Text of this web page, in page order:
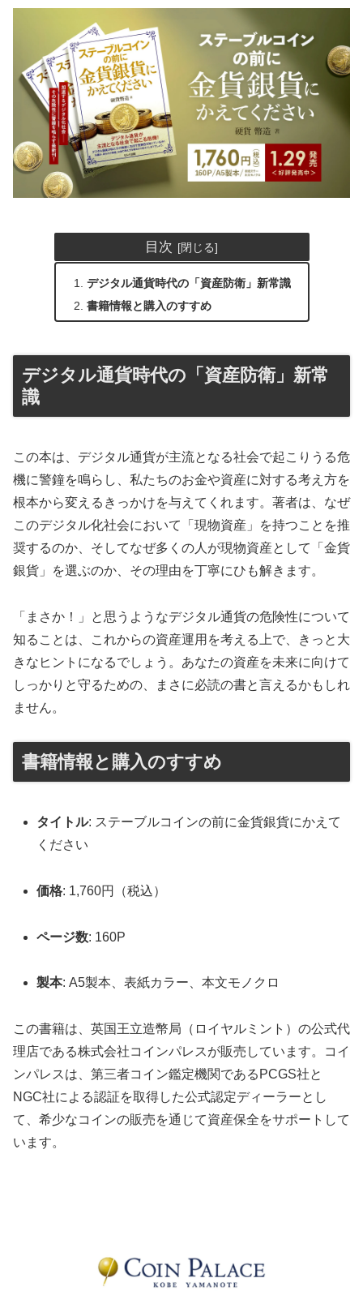
目次
デジタル通貨時代の「資産防衛」新常識
書籍情報と購入のすすめ
デジタル通貨時代の「資産防衛」新常
識
この本は、デジタル通貨が主流となる社会で起こりうる危
機に警鐘を鳴らし、私たちのお金や資産に対する考え方を
根本から変えるきっかけを与えてくれます。著者は、なぜ
このデジタル化社会において「現物資産」を持つことを推
奨するのか、そしてなぜ多くの人が現物資産として「金貨
銀貨」を選ぶのか、その理由を丁寧にひも解きます。
「まさか！」と思うようなデジタル通貨の危険性について
知ることは、これからの資産運用を考える上で、きっと大
きなヒントになるでしょう。あなたの資産を未来に向けて
しっかりと守るための、まさに必読の書と言えるかもしれ
ません。
書籍情報と購入のすすめ
タイトル: ステーブルコインの前に金貨銀貨にかえて
ください
価格: 1,760円（税込）
ページ数: 160P
製本: A5製本、表紙カラー、本文モノクロ
この書籍は、英国王立造幣局（ロイヤルミント）の公式代
理店である株式会社コインパレスが販売しています。コイ
ンパレスは、第三者コイン鑑定機関であるPCGS社と
NGC社による認証を取得した公式認定ディーラーとし
て、希少なコインの販売を通じて資産保全をサポートして
います。